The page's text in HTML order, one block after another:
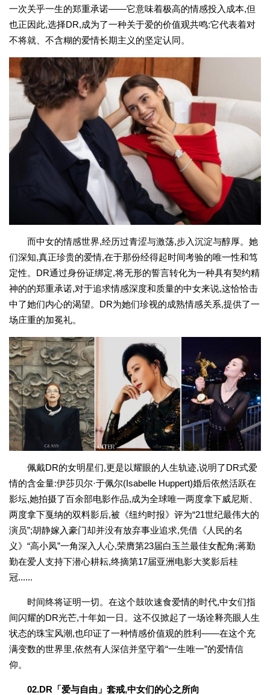
一次关乎一生的郑重承诺——它意味着极高的情感投入成本,但
也正因此,选择DR,成为了一种关于爱的价值观共鸣:它代表着对
不将就、不含糊的爱情长期主义的坚定认同。
而中女的情感世界,经历过青涩与激荡,步入沉淀与醇厚。她
们深知,真正珍贵的爱情,在于那份经得起时间考验的唯一性和笃
定性。DR通过身份证绑定,将无形的誓言转化为一种具有契约精
神的的郑重承诺,对于追求情感深度和质量的中女来说,这恰恰击
中了她们内心的渴望。DR为她们珍视的成熟情感关系,提供了一
场庄重的加冕礼。
佩戴DR的女明星们,更是以耀眼的人生轨迹,说明了DR式爱
情的含金量:伊莎贝尔·于佩尔(Isabelle Huppert)婚后依然活跃在
影坛,她拍摄了百余部电影作品,成为全球唯一两度拿下威尼斯、
两度拿下戛纳的双料影后,被《纽约时报》评为“21世纪最伟大的
演员”;胡静嫁入豪门却并没有放弃事业追求,凭借《人民的名
义》“高小凤”一角深入人心,荣膺第23届白玉兰最佳女配角;蒋勤
勤在爱人支持下潜心耕耘,终摘第17届亚洲电影大奖影后桂
冠......
时间终将证明一切。在这个鼓吹速食爱情的时代,中女们指
间闪耀的DR光芒,十年如一日。这不仅掀起了一场诠释亮眼人生
状态的珠宝风潮,也印证了一种情感价值观的胜利——在这个充
满变数的世界里,依然有人深信并坚守着“一生唯一”的爱情信
仰。
02.DR「爱与自由」套戒,中女们的心之所向